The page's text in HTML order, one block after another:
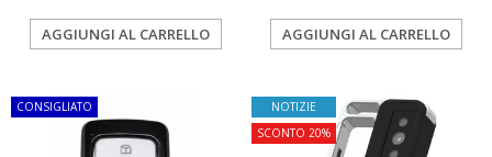
AGGIUNGI AL CARRELLO AGGIUNGI AL CARRELLO
CONSIGLIATO
NOTIZIE
SCONTO 20%